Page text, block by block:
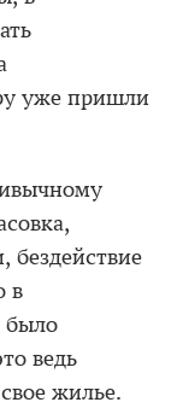
уже пришли
бездействие
в
было
ведь
жилье.